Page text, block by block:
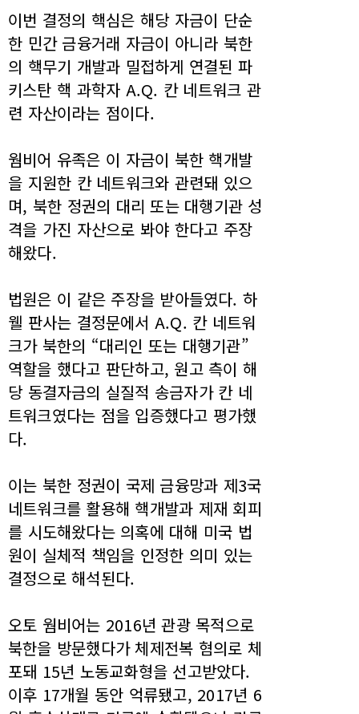
이번 결정의 핵심은 해당 자금이 단순
한 민간 금융거래 자금이 아니라 북한
의 핵무기 개발과 밀접하게 연결된 파
키스탄 핵 과학자 A.Q. 칸 네트워크 관
련 자산이라는 점이다.
웜비어 유족은 이 자금이 북한 핵개발
을 지원한 칸 네트워크와 관련돼 있으
며, 북한 정권의 대리 또는 대행기관 성
격을 가진 자산으로 봐야 한다고 주장
해왔다.
법원은 이 같은 주장을 받아들였다. 하
웰 판사는 결정문에서 A.Q. 칸 네트워
크가 북한의 “대리인 또는 대행기관”
역할을 했다고 판단하고, 원고 측이 해
당 동결자금의 실질적 송금자가 칸 네
트워크였다는 점을 입증했다고 평가했
다.
이는 북한 정권이 국제 금융망과 제3국
네트워크를 활용해 핵개발과 제재 회피
를 시도해왔다는 의혹에 대해 미국 법
원이 실체적 책임을 인정한 의미 있는
결정으로 해석된다.
오토 웜비어는 2016년 관광 목적으로
북한을 방문했다가 체제전복 혐의로 체
포돼 15년 노동교화형을 선고받았다.
이후 17개월 동안 억류됐고, 2017년 6